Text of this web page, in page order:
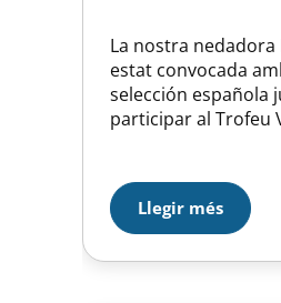
La nostra nedadora
estat convocada
selección española
participar al Trofeu
propers 23 i 24 de
Llegir més